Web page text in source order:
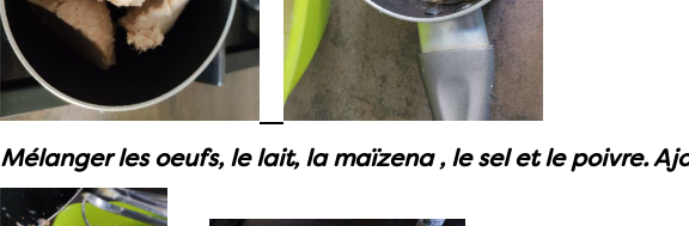
Mélanger les oeufs, le lait, la maïzena , le sel et le poivre.